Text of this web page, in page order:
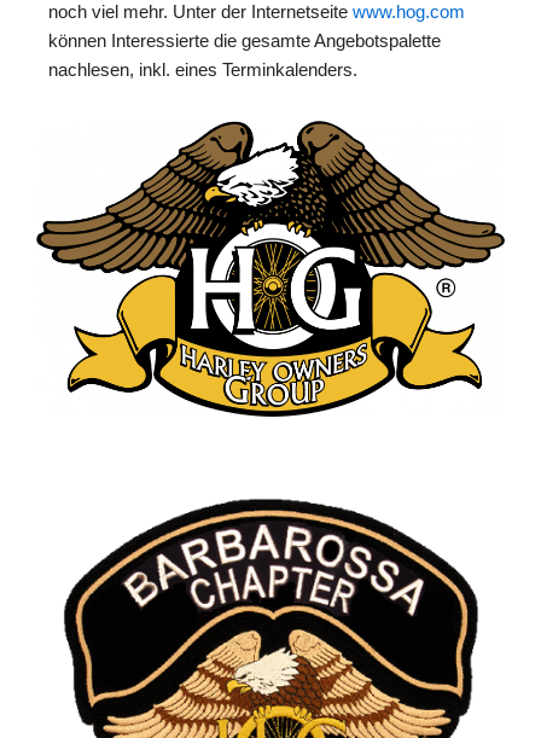
noch viel mehr. Unter der Internetseite www.hog.com
können Interessierte die gesamte Angebotspalette
nachlesen, inkl. eines Terminkalenders.